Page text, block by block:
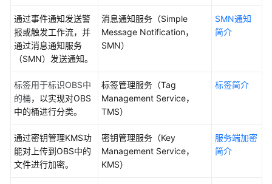
用
户
指
权
限
置
指
南
通过事件通知发送警
报或触发工作流，并
通过消息通知服务
（SMN）发送通知。
消息通知服务（Simple
Message Notification，
SMN）
SMN通知
简介
标签用于标识OBS中
的桶，以实现对OBS
中的桶进行分类。
标签管理服务（Tag
Management Service，
TMS）
标签简介
通过密钥管理KMS功
能对上传到OBS中的
文件进行加密。
密钥管理服务（Key
Management Service，
KMS）
服务端加密
简介